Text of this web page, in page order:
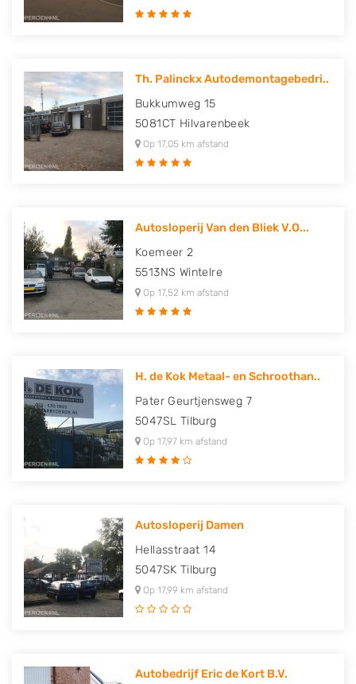
Th. Palinckx Autodemontagebedri..
Bukkumweg 15
5081CT Hilvarenbeek
Op 17,05 km afstand
Autosloperij Van den Bliek V.O...
Koemeer 2
5513NS Wintelre
Op 17,52 km afstand
H. de Kok Metaal- en Schroothan..
Pater Geurtjensweg 7
5047SL Tilburg
Op 17,97 km afstand
Autosloperij Damen
Hellasstraat 14
5047SK Tilburg
Op 17,99 km afstand
Autobedrijf Eric de Kort B.V.